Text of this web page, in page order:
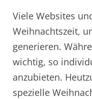
Viele Websites
Weihnachtszeit,
generieren.
wichtig, so
anzubieten.
spezielle